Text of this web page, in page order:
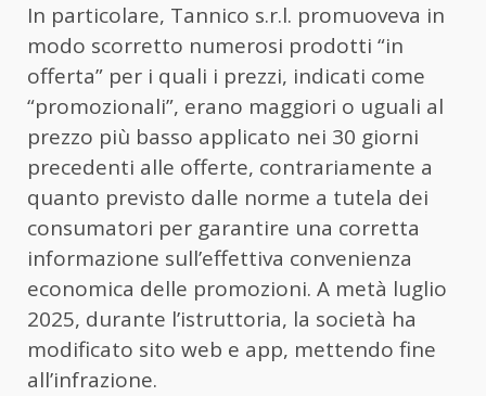
In particolare, Tannico s.r.l. promuoveva in
modo scorretto numerosi prodotti “in
offerta” per i quali i prezzi, indicati come
“promozionali”, erano maggiori o uguali al
prezzo più basso applicato nei 30 giorni
precedenti alle offerte, contrariamente a
quanto previsto dalle norme a tutela dei
consumatori per garantire una corretta
informazione sull’effettiva convenienza
economica delle promozioni. A metà luglio
2025, durante l’istruttoria, la società ha
modificato sito web e app, mettendo fine
all’infrazione.